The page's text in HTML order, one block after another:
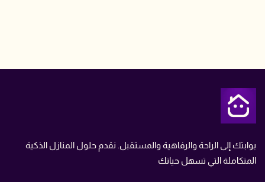
بوابتك إلى الراحة والرفاهية والمستقبل. نقدم حلول المنازل الذكية
المتكاملة التي تسهل حياتك